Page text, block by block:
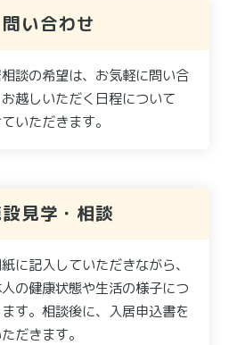
問い合わせ
談の希望は、お気軽に問い合
越しいただく日程について
いただきます。
見学・相談
に記入していただきながら、
の健康状態や生活の様子につ
す。相談後に、入居申込書を
だきます。